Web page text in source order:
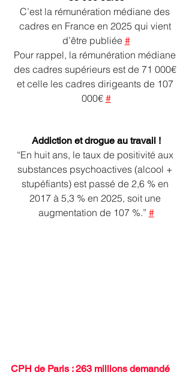
C’est la rémunération médiane des
cadres en France en 2025 qui vient
d’être publiée #
Pour rappel, la rémunération médiane
des cadres supérieurs est de 71 000€
et celle les cadres dirigeants de 107
000€ #
Addiction et drogue au travail !
“En huit ans, le taux de positivité aux
substances psychoactives (alcool +
stupéfiants) est passé de 2,6 % en
2017 à 5,3 % en 2025, soit une
augmentation de 107 %.” #
CPH de Paris : 263 millions demandé